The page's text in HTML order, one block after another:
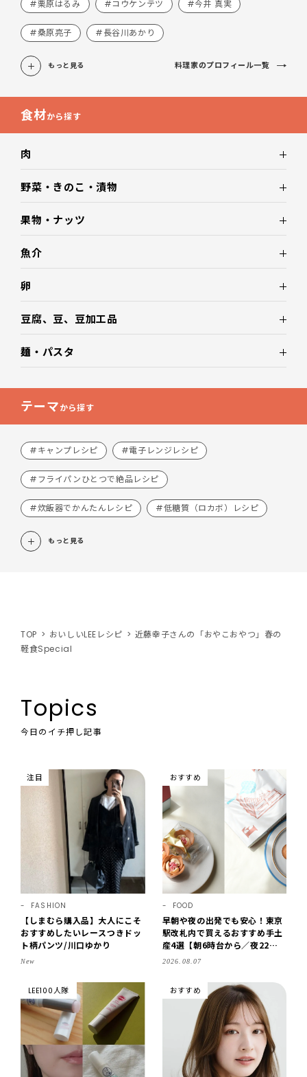
#栗原はるみ #コウケンテツ #今井 真実
#桑原亮子 #長谷川あかり
もっと見る 料理家のプロフィール一覧
食材から探す
肉
野菜・きのこ・漬物
果物・ナッツ
魚介
卵
豆腐、豆、豆加工品
麺・パスタ
テーマから探す
#キャンプレシピ #電子レンジレシピ
#フライパンひとつで絶品レシピ
#炊飯器でかんたんレシピ #低糖質（ロカボ）レシピ
もっと見る
TOP おいしいLEEレシピ
近藤幸子さんの「おやこおやつ」春の
軽食Special
Topics
今日のイチ押し記事
注目
FASHION
【しまむら購入品】大人にこそ
おすすめしたいレースつきドッ
ト柄パンツ/川口ゆかり
New
おすすめ
FOOD
早朝や夜の出発でも安心！東京
駅改札内で買えるおすすめ手土
産4選【朝6時台から／夜22時
まで営業】
2026.08.07
LEE100人隊 おすすめ